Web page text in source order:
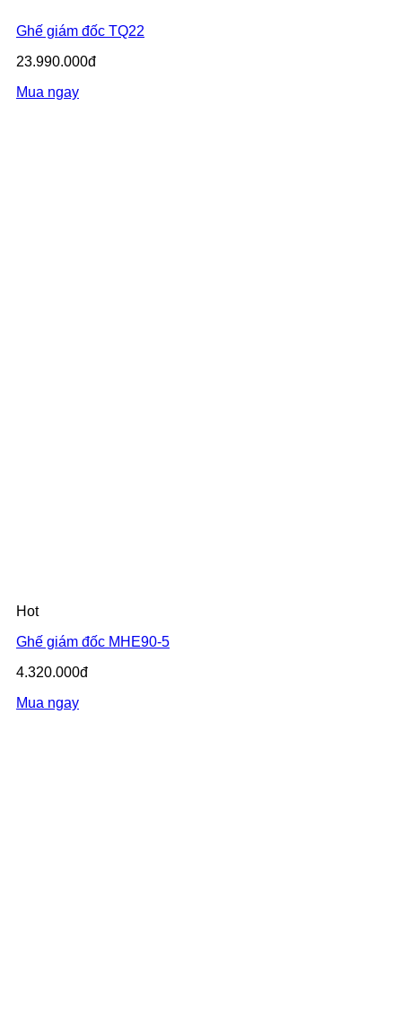
Ghế giám đốc TQ22
23.990.000đ
Mua ngay
Hot
Ghế giám đốc MHE90-5
4.320.000đ
Mua ngay